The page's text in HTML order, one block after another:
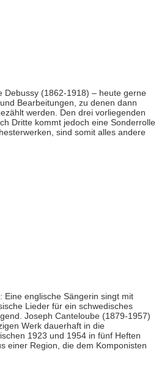
Debussy (1862-1918) – heute gerne
Bearbeitungen, zu denen dann
werden. Den drei vorliegenden
Dritte kommt jedoch eine Sonderrolle
sind somit alles andere
Eine englische Sängerin singt mit
Lieder für ein schwedisches
Joseph Canteloube (1879-1957)
Werk dauerhaft in die
1923 und 1954 in fünf Heften
einer Region, die dem Komponisten